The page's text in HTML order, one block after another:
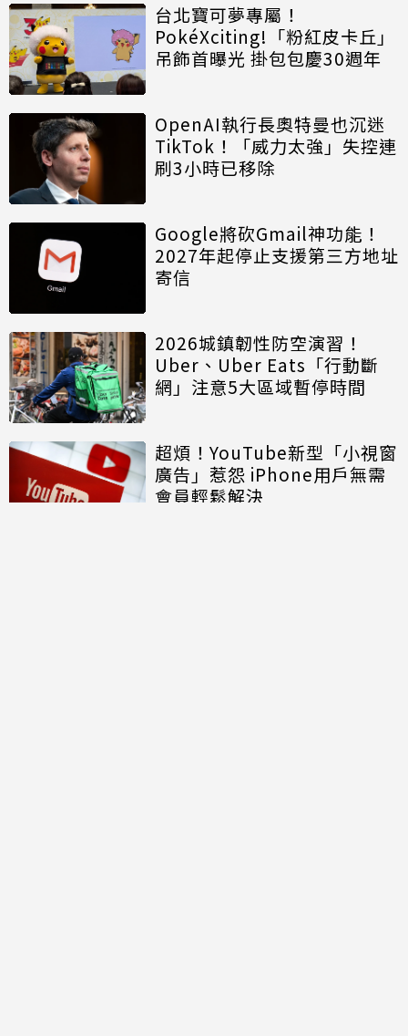
台北寶可夢專屬！
PokéXciting!「粉紅皮卡丘」
吊飾首曝光 掛包包慶30週年
OpenAI執行長奧特曼也沉迷
TikTok！「威力太強」失控連
刷3小時已移除
Google將砍Gmail神功能！
2027年起停止支援第三方地址
寄信
2026城鎮韌性防空演習！
Uber、Uber Eats「行動斷
網」注意5大區域暫停時間
超煩！YouTube新型「小視窗
廣告」惹怨 iPhone用戶無需
會員輕鬆解決